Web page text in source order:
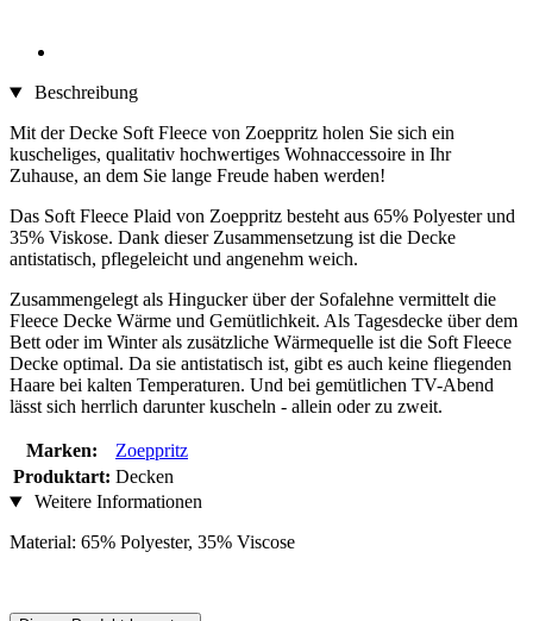
Beschreibung
Mit der Decke Soft Fleece von Zoeppritz holen Sie sich ein
kuscheliges, qualitativ hochwertiges Wohnaccessoire in Ihr
Zuhause, an dem Sie lange Freude haben werden!
Das Soft Fleece Plaid von Zoeppritz besteht aus 65% Polyester und
35% Viskose. Dank dieser Zusammensetzung ist die Decke
antistatisch, pflegeleicht und angenehm weich.
Zusammengelegt als Hingucker über der Sofalehne vermittelt die
Fleece Decke Wärme und Gemütlichkeit. Als Tagesdecke über dem
Bett oder im Winter als zusätzliche Wärmequelle ist die Soft Fleece
Decke optimal. Da sie antistatisch ist, gibt es auch keine fliegenden
Haare bei kalten Temperaturen. Und bei gemütlichen TV-Abend
lässt sich herrlich darunter kuscheln - allein oder zu zweit.
Marken:
Zoeppritz
Produktart: Decken
Weitere Informationen
Material: 65% Polyester, 35% Viscose